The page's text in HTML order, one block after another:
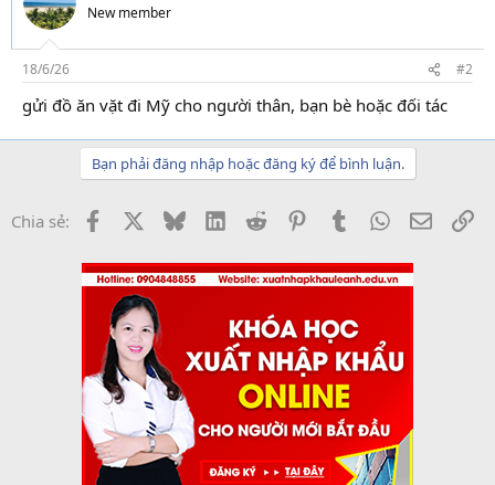
New member
18/6/26 #2
gửi đồ ăn vặt đi Mỹ cho người thân, bạn bè hoặc đối tác
Bạn phải đăng nhập hoặc đăng ký để bình luận.
Chia sẻ: Facebook BlueskyLinkedInReddit PinterestTumblrWhatsApp
Email